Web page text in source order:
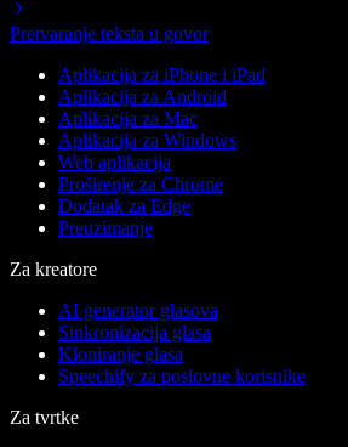
Pretvaranje teksta u govor
Aplikacija za iPhone i iPad
Aplikacija za Android
Aplikacija za Mac
Aplikacija za Windows
Web aplikacija
Proširenje za Chrome
Dodatak za Edge
Preuzimanje
Za kreatore
AI generator glasova
Sinkronizacija glasa
Kloniranje glasa
Speechify za poslovne korisnike
Za tvrtke